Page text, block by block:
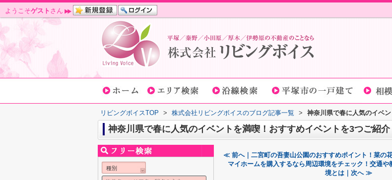
ようこそゲスト さん
リビングボイスTOP > 株式会社リビングボイスのブログ記事一覧 > 神奈川県で春に人気のイベ
神奈川県で春に人気のイベントを満喫！おすすめイベントを3つご紹介
≪ 前へ｜二宮町の吾妻山公園のおすすめポイント！菜の
マイホームを購入するなら周辺環境をチェック！交通
境とは｜次へ ≫
種別